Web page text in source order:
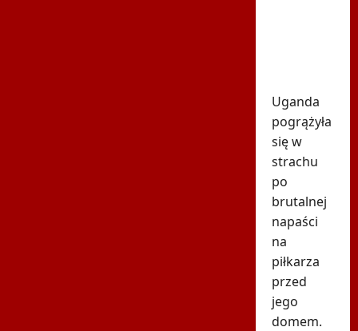
Uganda
pogrążyła
się w
strachu
po
brutalnej
napaści
na
piłkarza
przed
jego
domem.